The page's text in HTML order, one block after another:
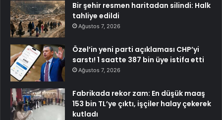
Bir şehir resmen haritadan silindi: Halk
tahliye edildi
Ağustos 7, 2026
Özel’in yeni parti açıklaması CHP’yi
sarstı! 1 saatte 387 bin üye istifa etti
Ağustos 7, 2026
Fabrikada rekor zam: En düşük maaş
153 bin TL’ye çıktı, işçiler halay çekerek
kutladı